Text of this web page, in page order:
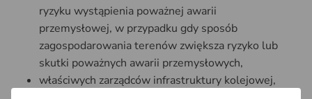
ryzyku wystąpienia poważnej awarii
przemysłowej, w przypadku gdy sposób
zagospodarowania terenów zwiększa ryzyko lub
skutki poważnych awarii przemysłowych,
właściwych zarządców infrastruktury kolejowej,